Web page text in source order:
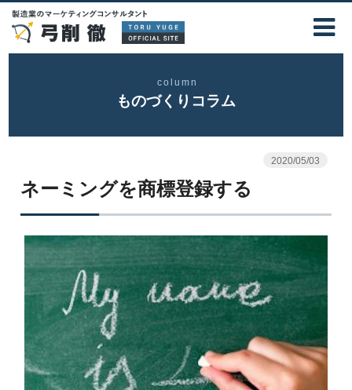
column
ものづくりコラム
2020/05/03
ネーミングを商標登録する